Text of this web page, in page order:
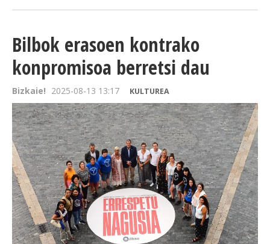
Bilbok erasoen kontrako
konpromisoa berretsi dau
Bizkaie! 2025-08-13 13:17 KULTUREA